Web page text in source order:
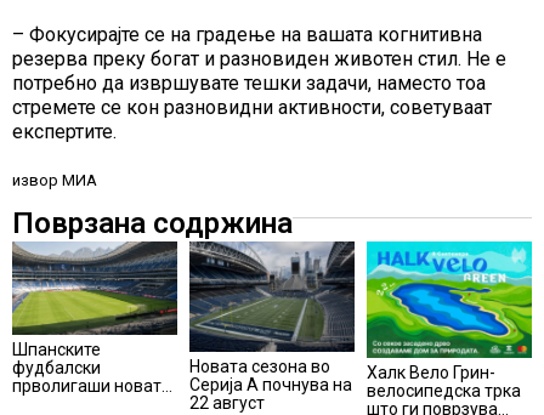
– Фокусирајте се на градење на вашата когнитивна
резерва преку богат и разновиден животен стил. Не е
потребно да извршувате тешки задачи, наместо тоа
стремете се кон разновидни активности, советуваат
експертите.
извор МИА
Поврзана содржина
Шпанските
фудбалски
прволигаши новата
Новата сезона во
Серија А почнува на
22 август
Халк Вело Грин-
велосипедска трка
што ги поврзува